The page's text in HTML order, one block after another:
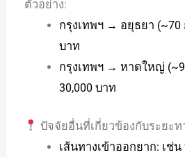
ตัวอย่าง:
กรุงเทพฯ → อยุธยา (~70
บาท
กรุงเทพฯ → หาดใหญ่
30,000 บาท
ปัจจัยอื่นที่เกี่ยวข้องกับระยะท
เส้นทางเข้าออกยาก: เช่